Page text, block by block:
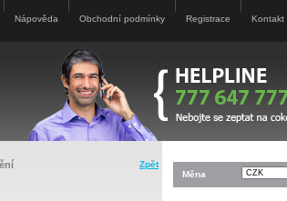
Nápověda Obchodní podmínky Registrace Kontakt
Zpět
Měna